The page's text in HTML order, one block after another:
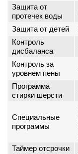
Защита от
протечек воды
Защита от детей
Контроль
дисбаланса
Контроль за
уровнем пены
Программа
стирки шерсти
Специальные
программы
Таймер отсрочки